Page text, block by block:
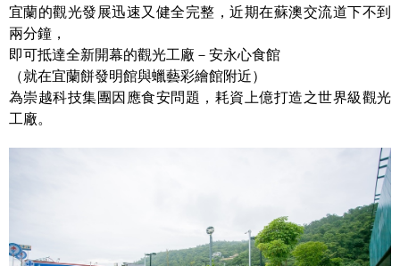
宜蘭的觀光發展迅速又健全完整，近期在蘇澳交流道下不到
兩分鐘，
即可抵達全新開幕的觀光工廠－安永心食館
（就在宜蘭餅發明館與蠟藝彩繪館附近）
為崇越科技集團因應食安問題，耗資上億打造之世界級觀光
工廠。